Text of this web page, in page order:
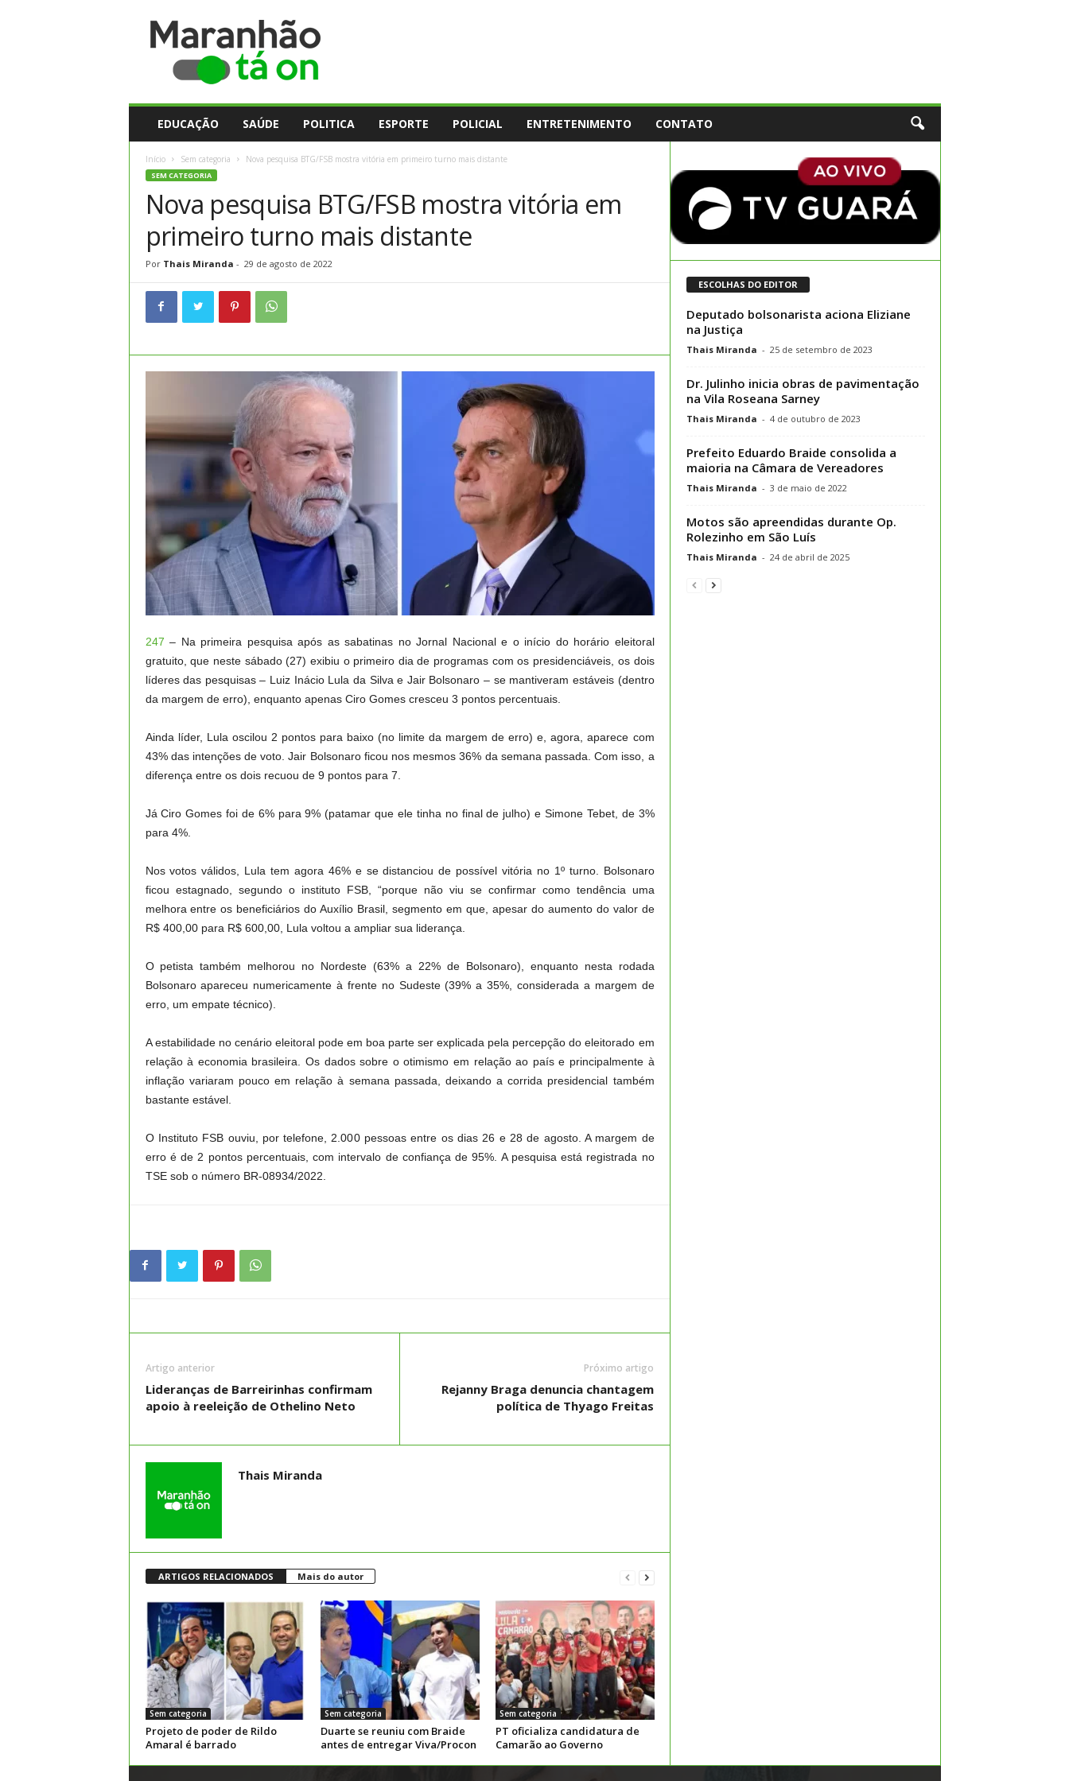
EDUCAÇÃO SAÚDE POLITICA ESPORTE POLICIAL ENTRETENIMENTO CONTATO
Início Sem categoria Nova pesquisa BTG/FSB mostra vitória em primeiro turno mais distante
SEM CATEGORIA
Nova pesquisa BTG/FSB mostra vitória em
primeiro turno mais distante
Por Thais Miranda - 29 de agosto de 2022
247 – Na primeira pesquisa após as sabatinas no Jornal Nacional e o início do horário eleitoral
gratuito, que neste sábado (27) exibiu o primeiro dia de programas com os presidenciáveis, os dois
líderes das pesquisas – Luiz Inácio Lula da Silva e Jair Bolsonaro – se mantiveram estáveis (dentro
da margem de erro), enquanto apenas Ciro Gomes cresceu 3 pontos percentuais.
Ainda líder, Lula oscilou 2 pontos para baixo (no limite da margem de erro) e, agora, aparece com
43% das intenções de voto. Jair Bolsonaro ficou nos mesmos 36% da semana passada. Com isso, a
diferença entre os dois recuou de 9 pontos para 7.
Já Ciro Gomes foi de 6% para 9% (patamar que ele tinha no final de julho) e Simone Tebet, de 3%
para 4%.
Nos votos válidos, Lula tem agora 46% e se distanciou de possível vitória no 1º turno. Bolsonaro
ficou estagnado, segundo o instituto FSB, “porque não viu se confirmar como tendência uma
melhora entre os beneficiários do Auxílio Brasil, segmento em que, apesar do aumento do valor de
R$ 400,00 para R$ 600,00, Lula voltou a ampliar sua liderança.
O petista também melhorou no Nordeste (63% a 22% de Bolsonaro), enquanto nesta rodada
Bolsonaro apareceu numericamente à frente no Sudeste (39% a 35%, considerada a margem de
erro, um empate técnico).
A estabilidade no cenário eleitoral pode em boa parte ser explicada pela percepção do eleitorado em
relação à economia brasileira. Os dados sobre o otimismo em relação ao país e principalmente à
inflação variaram pouco em relação à semana passada, deixando a corrida presidencial também
bastante estável.
O Instituto FSB ouviu, por telefone, 2.000 pessoas entre os dias 26 e 28 de agosto. A margem de
erro é de 2 pontos percentuais, com intervalo de confiança de 95%. A pesquisa está registrada no
TSE sob o número BR-08934/2022.
Artigo anterior
Lideranças de Barreirinhas confirmam
apoio à reeleição de Othelino Neto
Próximo artigo
Rejanny Braga denuncia chantagem
política de Thyago Freitas
Thais Miranda
ARTIGOS RELACIONADOS Mais do autor
Sem categoria
Projeto de poder de Rildo
Amaral é barrado
Sem categoria
Duarte se reuniu com Braide
antes de entregar Viva/Procon
Sem categoria
PT oficializa candidatura de
Camarão ao Governo
ESCOLHAS DO EDITOR
Deputado bolsonarista aciona Eliziane
na Justiça
Thais Miranda - 25 de setembro de 2023
Dr. Julinho inicia obras de pavimentação
na Vila Roseana Sarney
Thais Miranda - 4 de outubro de 2023
Prefeito Eduardo Braide consolida a
maioria na Câmara de Vereadores
Thais Miranda - 3 de maio de 2022
Motos são apreendidas durante Op.
Rolezinho em São Luís
Thais Miranda - 24 de abril de 2025